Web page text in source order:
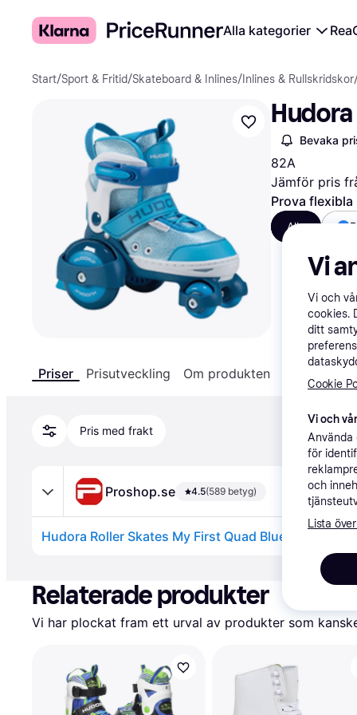
Alla kategorier Rea
Start/Sport & Fritid/Skateboard & Inlines/ Inlines & Rullskridskor
Hudora
Bevaka
82A
Jämför pris
Prova
Alla
Priser Prisutveckling Om produkten
Pris med frakt
Proshop.se 4.5(589 betyg)
Hudora Roller Skates My First Quad Blue Size 26-29
Relaterade produkter
Vi har plockat fram ett urval av produkter som
Vi
Vi och
cookies.
ditt
Cookie
Vi och
Använda
för
och
Lista